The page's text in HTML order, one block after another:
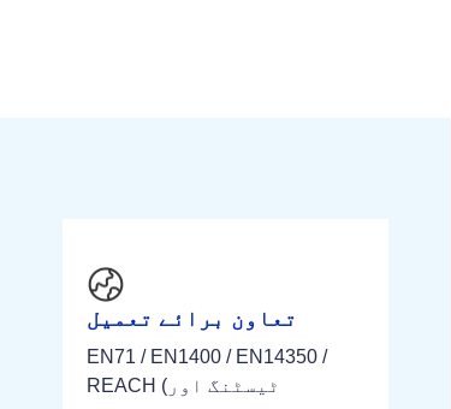
تعاون برائے تعمیل
EN71 / EN1400 / EN14350 /
REACH (ٹیسٹنگ اور